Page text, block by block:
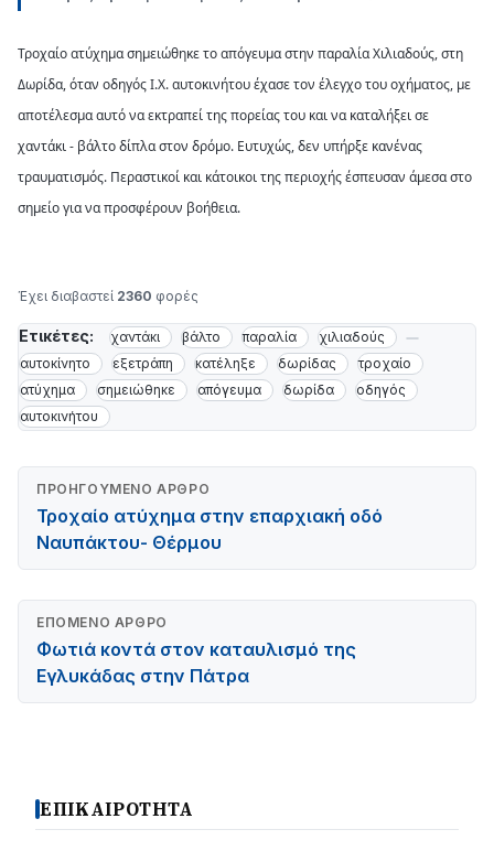
Τροχαίο ατύχημα σημειώθηκε το απόγευμα στην παραλία Χιλιαδούς, στη
Δωρίδα, όταν οδηγός Ι.Χ. αυτοκινήτου έχασε τον έλεγχο του οχήματος, με
αποτέλεσμα αυτό να εκτραπεί της πορείας του και να καταλήξει σε
χαντάκι - βάλτο δίπλα στον δρόμο. Ευτυχώς, δεν υπήρξε κανένας
τραυματισμός. Περαστικοί και κάτοικοι της περιοχής έσπευσαν άμεσα στο
σημείο για να προσφέρουν βοήθεια.
Έχει διαβαστεί 2360 φορές
Ετικέτες: χαντάκι βάλτο παραλία
χιλιαδούς
αυτοκίνητο
εξετράπη κατέληξε δωρίδας
τροχαίο
ατύχημα
σημειώθηκε απόγευμα δωρίδα
οδηγός
αυτοκινήτου
ΠΡΟΗΓΟΎΜΕΝΟ ΆΡΘΡΟ
Τροχαίο ατύχημα στην επαρχιακή οδό
Ναυπάκτου- Θέρμου
ΕΠΌΜΕΝΟ ΆΡΘΡΟ
Φωτιά κοντά στον καταυλισμό της
Εγλυκάδας στην Πάτρα
ΕΠΙΚΑΙΡΟΤΗΤΑ